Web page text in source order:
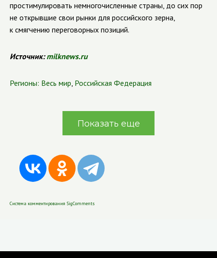
простимулировать немногочисленные страны, до сих пор
не открывшие свои рынки для российского зерна,
к смягчению переговорных позиций.
Источник:milknews.ru
Регионы: Весь мир, Российская Федерация
Показать еще
Система комментирования SigComments